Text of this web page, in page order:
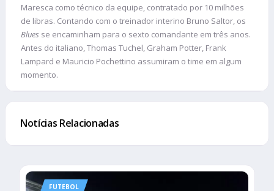
Maresca como técnico da equipe, contratado por 10 milhões
de libras. Contando com o treinador interino Bruno Saltor, os
Blues se encaminham para o sexto comandante em três anos.
Antes do italiano, Thomas Tuchel, Graham Potter, Frank
Lampard e Mauricio Pochettino assumiram o time em algum
momento.
Notícias Relacionadas
FUTEBOL